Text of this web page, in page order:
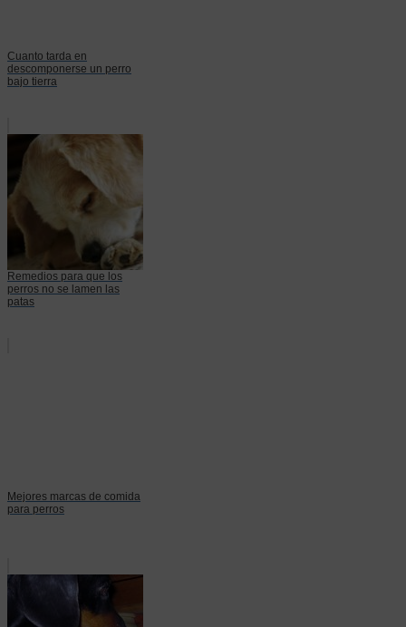
Cuanto tarda en
descomponerse un perro
bajo tierra
Remedios para que los
perros no se lamen las
patas
Mejores marcas de comida
para perros